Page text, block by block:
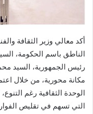
أكد معالي وزير الثقافة
الناطق باسم الحكومة،
رئيس الجمهورية، السيد
مكانة محورية، من خلال
الوحدة الثقافية رغم
التي تسهم في تقليص